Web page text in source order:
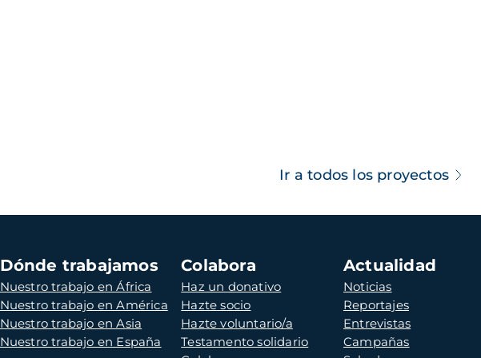
Ir a todos los proyectos
Dónde trabajamos
Nuestro trabajo en África
Nuestro trabajo en América
Nuestro trabajo en Asia
Nuestro trabajo en España
Colabora
Haz un donativo
Hazte socio
Hazte voluntario/a
Testamento solidario
Actualidad
Noticias
Reportajes
Entrevistas
Campañas